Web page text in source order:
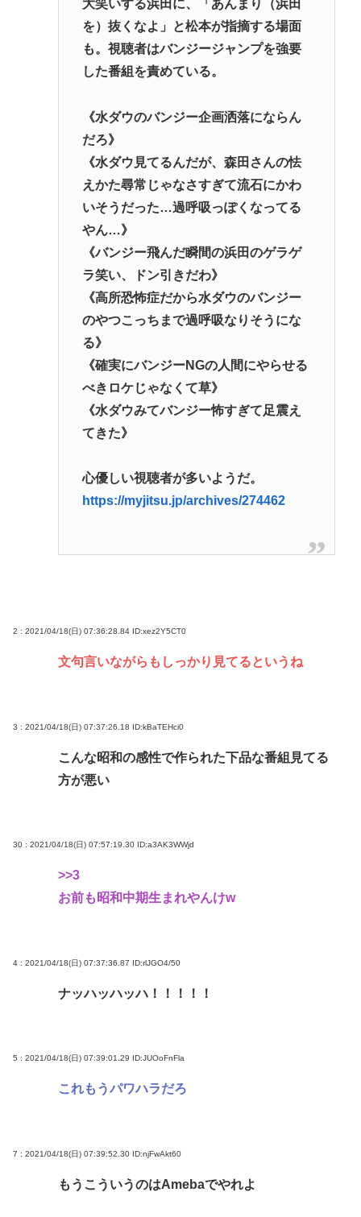
大笑いする浜田に、「あんまり（浜田
を）抜くなよ」と松本が指摘する場面
も。視聴者はバンジージャンプを強要
した番組を責めている。
《水ダウのバンジー企画洒落にならん
だろ》
《水ダウ見てるんだが、森田さんの怯
えかた尋常じゃなさすぎて流石にかわ
いそうだった…過呼吸っぽくなってる
やん…》
《バンジー飛んだ瞬間の浜田のゲラゲ
ラ笑い、ドン引きだわ》
《高所恐怖症だから水ダウのバンジー
のやつこっちまで過呼吸なりそうにな
る》
《確実にバンジーNGの人間にやらせる
べきロケじゃなくて草》
《水ダウみてバンジー怖すぎて足震え
てきた》
心優しい視聴者が多いようだ。
https://myjitsu.jp/archives/274462
2 : 2021/04/18(日) 07:36:28.84 ID:xez2Y5CT0
文句言いながらもしっかり見てるというね
3 : 2021/04/18(日) 07:37:26.18 ID:kBaTEHci0
こんな昭和の感性で作られた下品な番組見てる
方が悪い
30 : 2021/04/18(日) 07:57:19.30 ID:a3AK3WWjd
>>3
お前も昭和中期生まれやんけw
4 : 2021/04/18(日) 07:37:36.87 ID:rlJGO4/50
ナッハッハッハ！！！！！
5 : 2021/04/18(日) 07:39:01.29 ID:JUOoFnFla
これもうパワハラだろ
7 : 2021/04/18(日) 07:39:52.30 ID:njFwAkt60
もうこういうのはAmebaでやれよ